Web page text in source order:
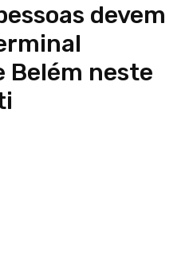
devem
Belém neste